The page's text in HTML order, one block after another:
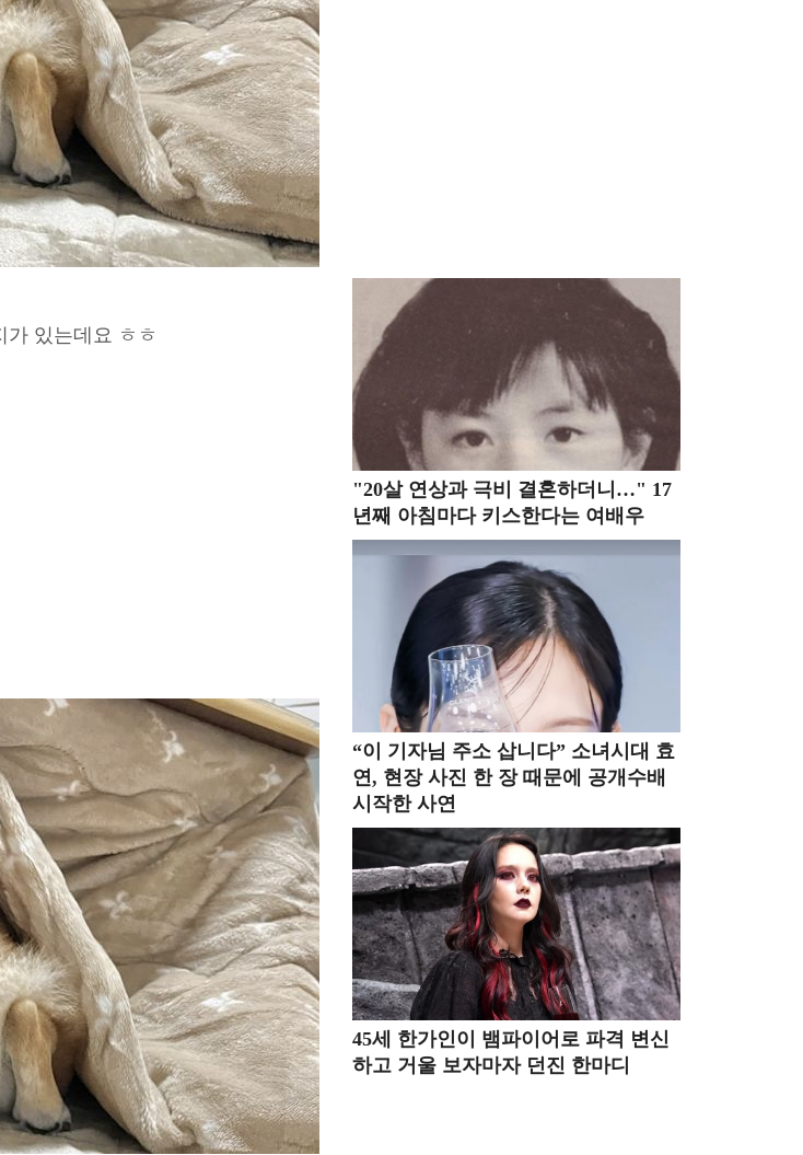
있는데요 ㅎㅎ
"20살 연상과 극비 결혼하더니…" 17
년째 아침마다 키스한다는 여배우
“이 기자님 주소 삽니다” 소녀시대 효
연, 현장 사진 한 장 때문에 공개수배
시작한 사연
45세 한가인이 뱀파이어로 파격 변신
하고 거울 보자마자 던진 한마디